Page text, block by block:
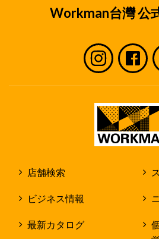
取り扱い方法
個人情報は、原則として弊
みお取り扱いいたします。
に、個人情報を当該第三者
個人情報を第三者に開示す
も、弊社の個人情報保護規
発生した個人情報については、
募者ご自身の情報についてのみ
Workman台灣 公
店舗検索
ビジネス情報
最新カタログ